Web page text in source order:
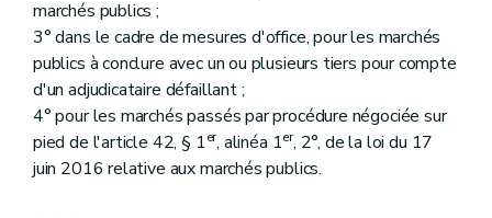
marchés publics ;
3° dans le cadre de mesures d'office, pour les marchés
publics à conclure avec un ou plusieurs tiers pour compte
d'un adjudicataire défaillant ;
4° pour les marchés passés par procédure négociée sur
pied de l'article 42, § 1er, alinéa 1er, 2°, de la loi du 17
juin 2016 relative aux marchés publics.